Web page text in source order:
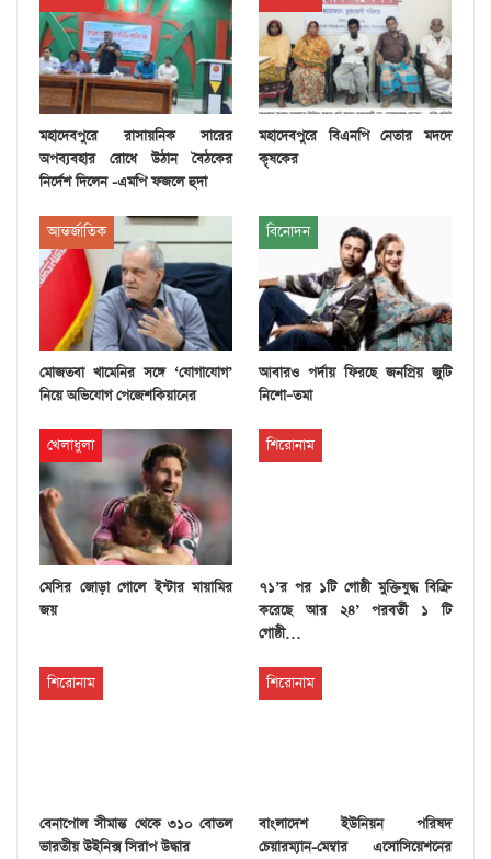
মহাদেবপুরে রাসায়নিক সারের
অপব্যবহার রোধে উঠান বৈঠকের
নির্দেশ দিলেন -এমপি ফজলে হুদা
মহাদেবপুরে বিএনপি নেতার মদদে
কৃষকের
আন্তর্জাতিক
মোজতবা খামেনির সঙ্গে ‘যোগাযোগ’
নিয়ে অভিযোগ পেজেশকিয়ানের
বিনোদন
আবারও পর্দায় ফিরছে জনপ্রিয় জুটি
নিশো–তমা
খেলাধুলা
মেসির জোড়া গোলে ইন্টার মায়ামির
জয়
শিরোনাম
৭১’র পর ১টি গোষ্ঠী মুক্তিযুদ্ধ বিক্রি
করেছে আর ২৪’ পরবর্তী ১ টি
গোষ্ঠী…
শিরোনাম
বেনাপোল সীমান্ত থেকে ৩১০ বোতল
ভারতীয় উইনিক্স সিরাপ উদ্ধার
শিরোনাম
বাংলাদেশ ইউনিয়ন পরিষদ
চেয়ারম্যান-মেম্বার এসোসিয়েশনের